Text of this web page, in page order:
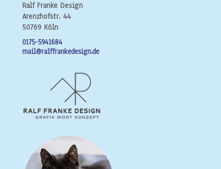
Ralf Franke Design
Arenzhofstr. 44
50769 Köln
0175-5941684
mail@ralffrankedesign.de